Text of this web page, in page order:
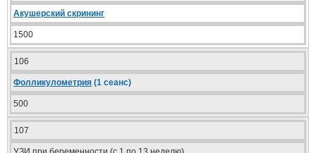
Акушерский скрининг
1500
106
Фолликулометрия (1 сеанс)
500
107